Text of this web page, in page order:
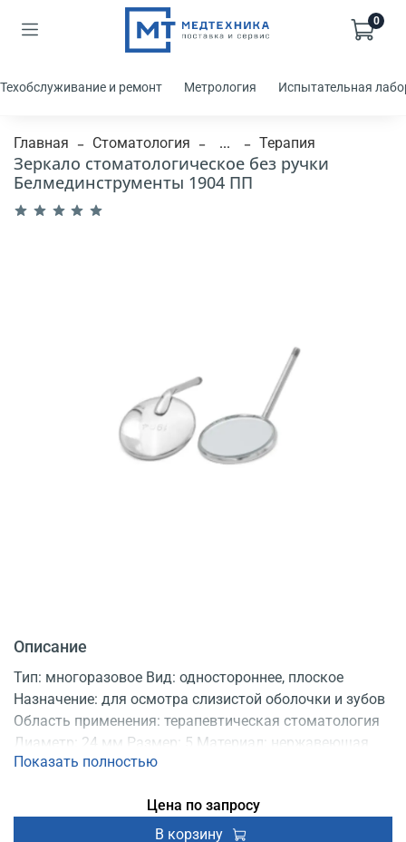
0
Техобслуживание и ремонт Метрология Испытательная
Главная Стоматология ... Терапия
Зеркало стоматологическое без ручки
Белмединструменты 1904 ПП
Описание
Тип: многоразовое Вид: одностороннее, плоское
Назначение: для осмотра слизистой оболочки и зубов
Область применения: терапевтическая стоматология
Диаметр: 24 мм Размер: 5 Материал: нержавеющая
сталь Подходит: для всех видов стоматологических
Показать полностью
Цена по запросу
В корзину